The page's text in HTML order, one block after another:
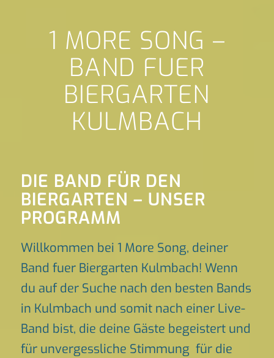
1 MORE SONG –
BAND FUER
BIERGARTEN
KULMBACH
DIE BAND FÜR DEN
BIERGARTEN – UNSER
PROGRAMM
Willkommen bei 1 More Song, deiner
Band fuer Biergarten Kulmbach! Wenn
du auf der Suche nach den besten Bands
in Kulmbach und somit nach einer Live-
Band bist, die deine Gäste begeistert und
für unvergessliche Stimmung für die